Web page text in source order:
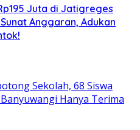
Juta di Jatigreges
Anggaran, Adukan